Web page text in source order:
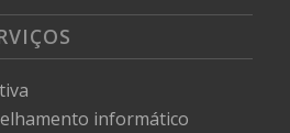
informático